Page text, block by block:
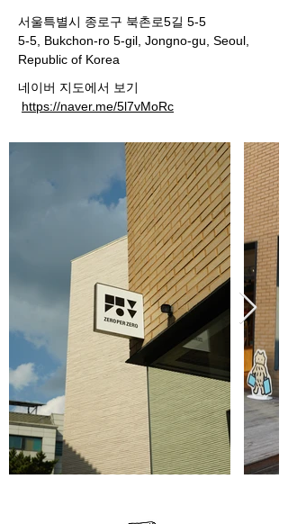
서울특별시 종로구 북촌로5길 5-5
5-5, Bukchon-ro 5-gil, Jongno-gu, Seoul,
Republic of Korea
네이버 지도에서 보기
https://naver.me/5l7vMoRc